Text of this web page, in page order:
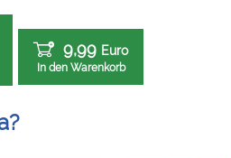
9,99 Euro
In den Warenkorb